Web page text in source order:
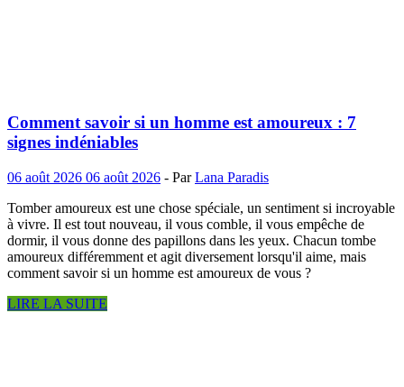
Comment savoir si un homme est amoureux : 7
signes indéniables
06 août 2026 06 août 2026 - ParLana Paradis
Tomber amoureux est une chose spéciale, un sentiment si incroyable
à vivre. Il est tout nouveau, il vous comble, il vous empêche de
dormir, il vous donne des papillons dans les yeux. Chacun tombe
amoureux différemment et agit diversement lorsqu'il aime, mais
comment savoir si un homme est amoureux de vous ?
LIRE LA SUITE